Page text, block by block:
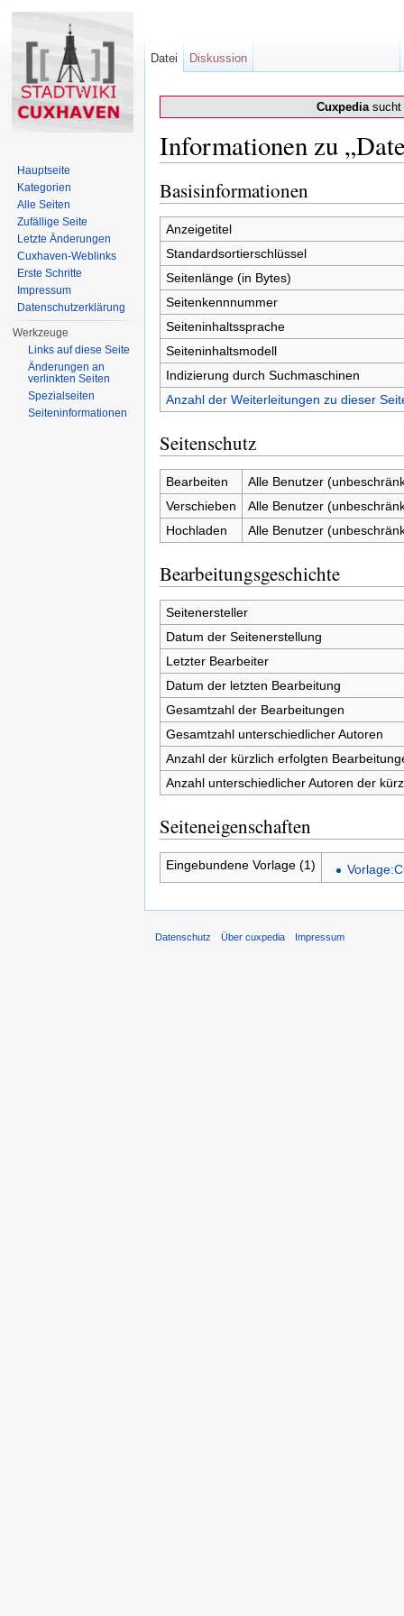
Cuxpediasucht
Informationen zu
Basisinformationen
Anzeigetitel
Standardsortierschlüssel
Seitenlänge (in Bytes)
Seitenkennnummer
Seiteninhaltssprache
Seiteninhaltsmodell
Indizierung durch Suchmaschinen
Anzahl der Weiterleitungen zu dieser
Seitenschutz
Bearbeiten
Alle Benutzer
Verschieben
Alle Benutzer
Hochladen
Alle Benutzer
Bearbeitungsgeschichte
Seitenersteller
Datum der Seitenerstellung
Letzter Bearbeiter
Datum der letzten Bearbeitung
Gesamtzahl der Bearbeitungen
Gesamtzahl unterschiedlicher Autoren
Anzahl der kürzlich erfolgten
Anzahl unterschiedlicher Autoren der
Seiteneigenschaften
Eingebundene Vorlage (1)
Datei Diskussion
Hauptseite
Kategorien
Alle Seiten
Zufällige Seite
Letzte Änderungen
Cuxhaven-Weblinks
Erste Schritte
Impressum
Datenschutzerklärung
Werkzeuge
Links auf diese Seite
Änderungen an
verlinkten Seiten
Spezialseiten
Seiten­informationen
Datenschutz Über cuxpedia Impressum